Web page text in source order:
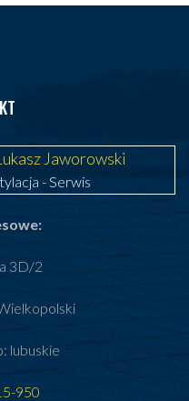
Jaworowski
-Serwis
3D/2
lubuskie
950